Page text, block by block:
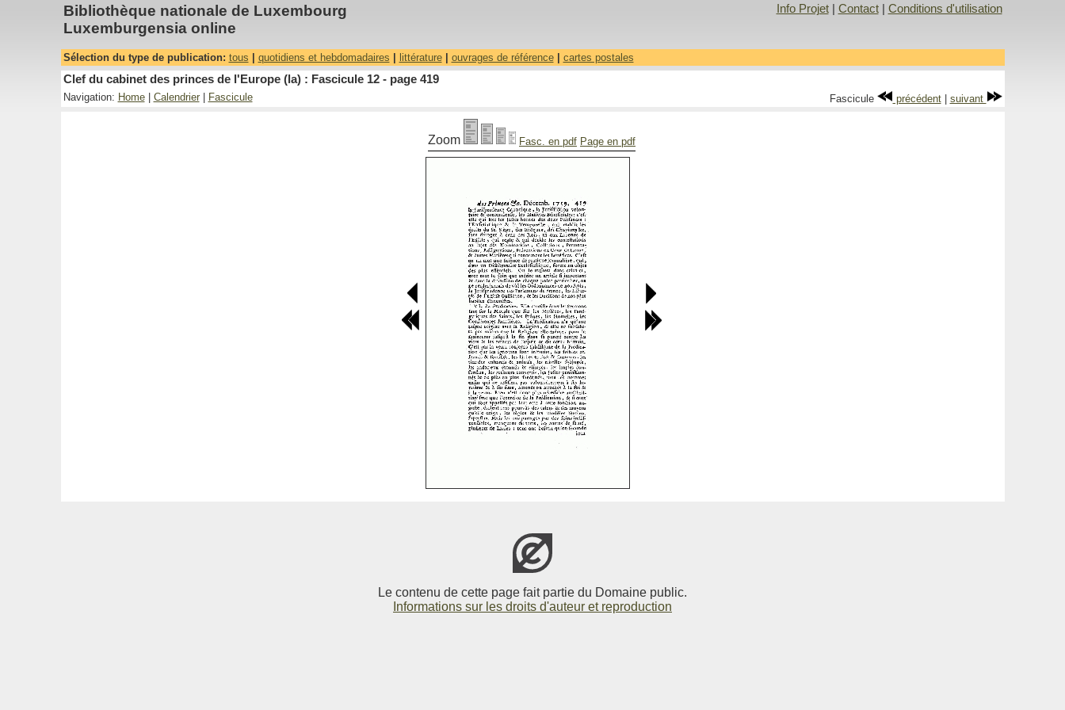
Bibliothèque nationale de Luxembourg
Luxemburgensia online
Info Projet| Contact| Conditions d'utilisation
Sélection du type de publication: tous quotidiens et hebdomadaires littérature| ouvrages de référence| cartes postales
Clef du cabinet des princes de l'Europe (la) : Fascicule 12 - page 419
Navigation: Home| Calendrier| Fascicule Fascicule précédent| suivant
Zoom Fasc. en pdf Page en pdf
Le contenu de cette page fait partie du Domaine public.
Informations sur les droits d'auteur et reproduction